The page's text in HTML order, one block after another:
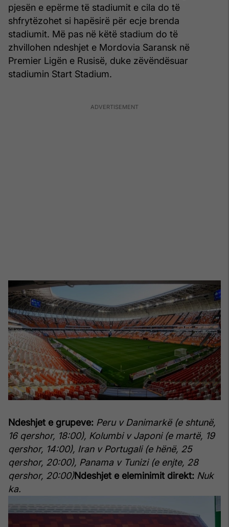
pjesën e epërme të stadiumit e cila do të
shfrytëzohet si hapësirë për ecje brenda
stadiumit. Më pas në këtë stadium do të
zhvillohen ndeshjet e Mordovia Saransk në
Premier Ligën e Rusisë, duke zëvëndësuar
stadiumin Start Stadium.
Ndeshjet e grupeve: Peru v Danimarkë (e shtunë,
16 qershor, 18:00), Kolumbi v Japoni (e martë, 19
qershor, 14:00), Iran v Portugali (e hënë, 25
qershor, 20:00), Panama v Tunizi (e enjte, 28
qershor, 20:00)Ndeshjet e eleminimit direkt: Nuk
ka.